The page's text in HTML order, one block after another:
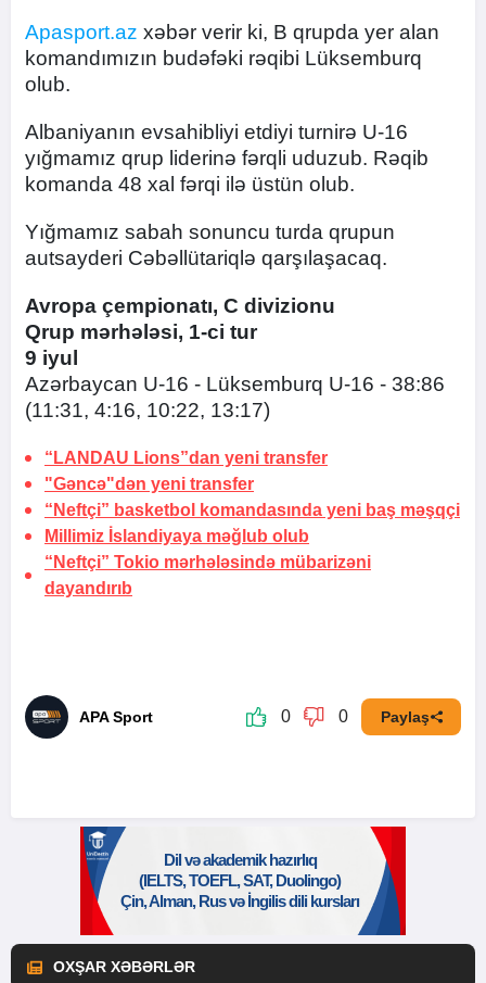
Apasport.az xəbər verir ki, B qrupda yer alan
komandımızın budəfəki rəqibi Lüksemburq
olub.
Albaniyanın evsahibliyi etdiyi turnirə U-16
yığmamız qrup liderinə fərqli uduzub. Rəqib
komanda 48 xal fərqi ilə üstün olub.
Yığmamız sabah sonuncu turda qrupun
autsayderi Cəbəllütariqlə qarşılaşacaq.
Avropa çempionatı, C divizionu
Qrup mərhələsi, 1-ci tur
9 iyul
Azərbaycan U-16 - Lüksemburq U-16 - 38:86
(11:31, 4:16, 10:22, 13:17)
“LANDAU Lions”dan yeni transfer
"Gəncə"dən yeni transfer
“Neftçi” basketbol komandasında yeni baş məşqçi
Millimiz İslandiyaya məğlub olub
“Neftçi” Tokio mərhələsində mübarizəni
dayandırıb
APA Sport 0 0 Paylaş
OXŞAR XƏBƏRLƏR